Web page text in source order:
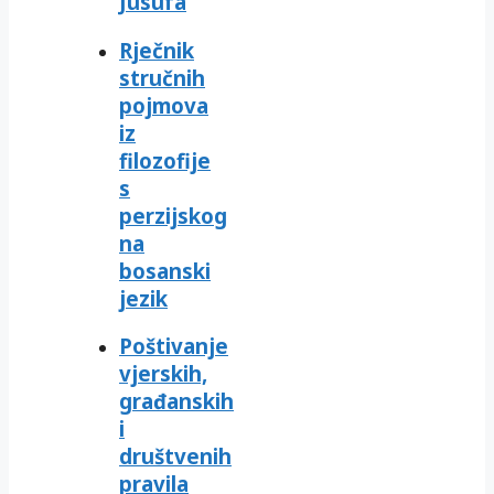
Rječnik
stručnih
pojmova
iz
filozofije
s
perzijskog
na
bosanski
jezik
Poštivanje
vjerskih,
građanskih
i
društvenih
pravila